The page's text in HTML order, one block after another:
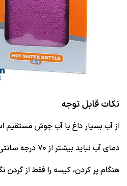
نکات قابل توجه
از آب بسیار داغ یا آب جوش مستقیم
دمای آب نباید بیشتر از ۷۰ درجه سانتی‌گراد باشد.
هنگام پر کردن، کیسه را فقط از گردن